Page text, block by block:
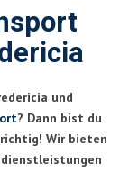
und
? Dann bist du
Wir bieten